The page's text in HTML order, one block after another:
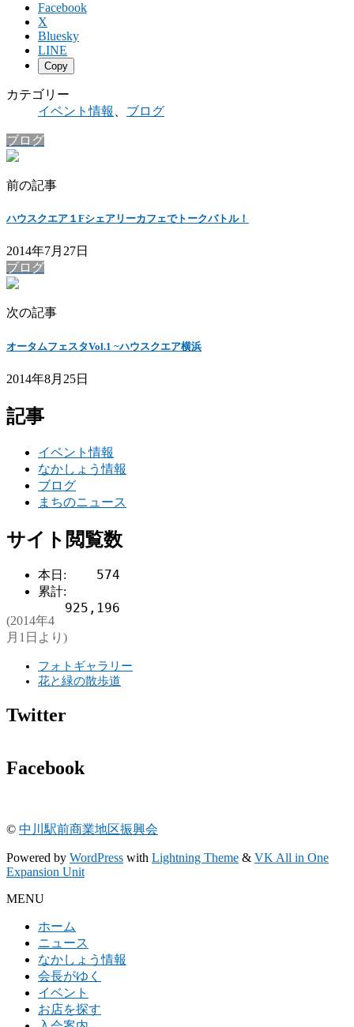
Facebook
X
Bluesky
LINE
Copy
カテゴリー
イベント情報
ブログ
ブログ
前の記事
ハウスクエア１Fシェアリーカフェでトークバトル！
2014年7月27日
ブログ
次の記事
オータムフェスタVol.1 ~ハウスクエア横浜
2014年8月25日
記事
イベント情報
なかしょう情報
ブログ
まちのニュース
サイト閲覧数
本日: 574
累計:
925,196
(2014年4
月1日より)
フォトギャラリー
花と緑の散歩道
Twitter
Facebook
© 中川駅前商業地区振興会
Powered by WordPress with Lightning Theme & VK All in One
Expansion Unit
MENU
ホーム
ニュース
なかしょう情報
会長がゆく
イベント
お店を探す